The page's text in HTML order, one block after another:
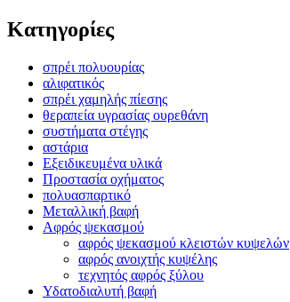
Κατηγορίες
σπρέι πολυουρίας
αλιφατικός
σπρέι χαμηλής πίεσης
θεραπεία υγρασίας ουρεθάνη
συστήματα στέγης
αστάρια
Εξειδικευμένα υλικά
Προστασία οχήματος
πολυασπαρτικό
Μεταλλική βαφή
Αφρός ψεκασμού
αφρός ψεκασμού κλειστών κυψελών
αφρός ανοιχτής κυψέλης
τεχνητός αφρός ξύλου
Υδατοδιαλυτή βαφή